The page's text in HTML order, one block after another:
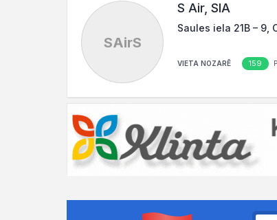
SAirS
S Air, SIA
Saules iela 21B – 9,
VIETA NOZARĒ 159